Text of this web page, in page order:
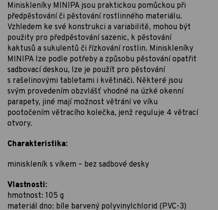
Miniskleníky MINIPA jsou praktickou pomůckou při
předpěstování či pěstování rostlinného materiálu.
Vzhledem ke své konstrukci a variabilitě, mohou být
použity pro předpěstování sazenic, k pěstování
kaktusů a sukulentů či řízkování rostlin. Miniskleníky
MINIPA lze podle potřeby a způsobu pěstování opatřit
sadbovací deskou, lze je použít pro pěstování
s rašelinovými tabletami i květináči. Některé jsou
svým provedením obzvlášť vhodné na úzké okenní
parapety, jiné mají možnost větrání ve víku
pootočením větracího kolečka, jenž reguluje 4 větrací
otvory.
Charakteristika:
miniskleník s víkem – bez sadbové desky
Vlastnosti:
hmotnost: 105 g
materiál dno: bíle barvený polyvinylchlorid (PVC-3)